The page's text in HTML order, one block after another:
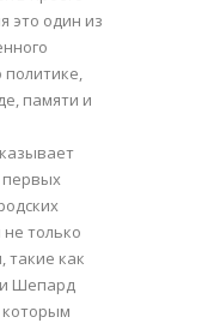
это один из
политике,
памяти и
первых
только
такие как
Шепард
которым